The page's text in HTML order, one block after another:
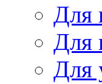
Для
Для
Для